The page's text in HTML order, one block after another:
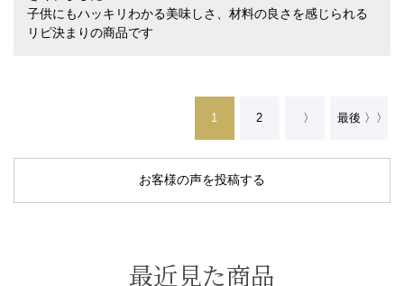
子供にもハッキリわかる美味しさ、材料の良さを感じられる
リピ決まりの商品です
1 2 〉 最後 〉〉
お客様の声を投稿する
最近見た商品